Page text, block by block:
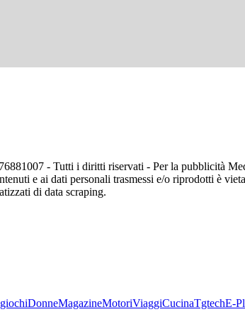
- Tutti i diritti riservati - Per la pubblicità
e ai dati personali trasmessi e/o riprodotti è
di data scraping.
DonneMagazineMotoriViaggiCucinaTgtechE-